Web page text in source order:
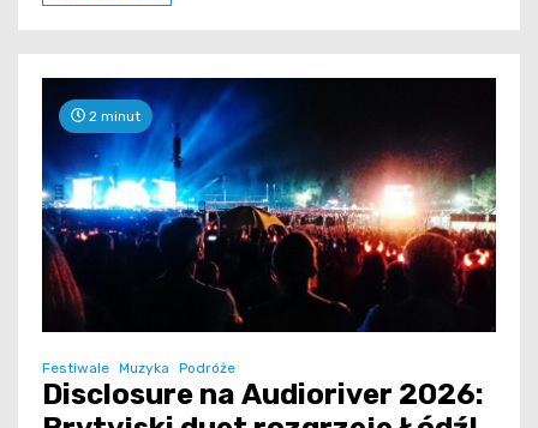
2 minut
Festiwale Muzyka Podróże
Disclosure na Audioriver 2026: